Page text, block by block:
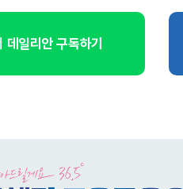
데일리안 구독하기